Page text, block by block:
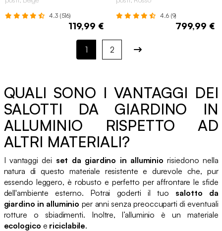
4.3 (516)
119,99 €
4.6 (9)
799,99 €
1 2
QUALI SONO I VANTAGGI DEI
SALOTTI DA GIARDINO IN
ALLUMINIO RISPETTO AD
ALTRI MATERIALI?
I vantaggi dei set da giardino in alluminio risiedono nella
natura di questo materiale resistente e durevole che, pur
essendo leggero, è robusto e perfetto per affrontare le sfide
dell'ambiente esterno. Potrai goderti il tuo salotto da
giardino in alluminio per anni senza preoccuparti di eventuali
rotture o sbiadimenti. Inoltre, l’alluminio è un materiale
ecologico e riciclabile.